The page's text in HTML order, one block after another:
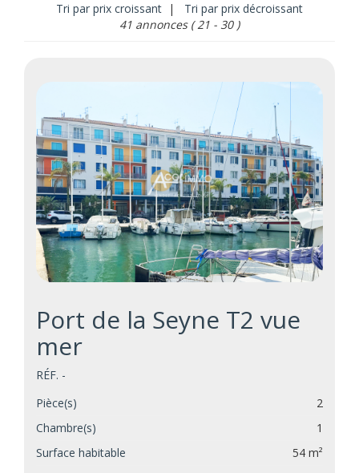
Tri par prix croissant |
Tri par prix décroissant
41 annonces ( 21 - 30 )
Port de la Seyne T2 vue
mer
RÉF. -
Pièce(s)
2
Chambre(s)
1
Surface habitable
54 m²